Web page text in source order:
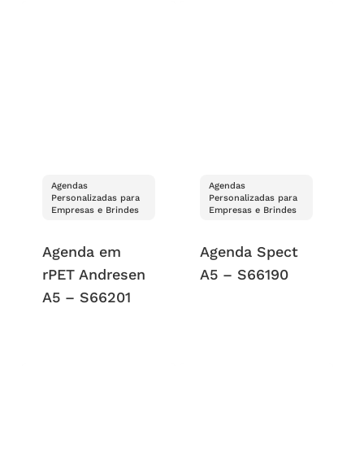
Agendas
Personalizadas para
Empresas e Brindes
Agenda em
rPET Andresen
A5 – S66201
Agendas
Personalizadas para
Empresas e Brindes
Agenda Spect
A5 – S66190